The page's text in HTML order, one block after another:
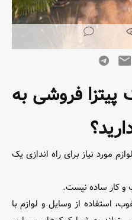
پیتزا فروشی به
مورد نیاز برای راه اندازی یک
کار ساده نیست.
استفاده از وسایل و لوازم با